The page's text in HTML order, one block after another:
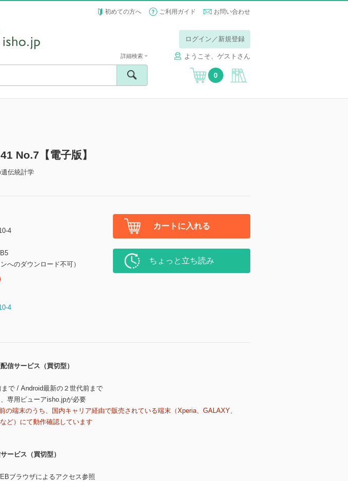
初めての方へ ご利用ガイド お問い合わせ
ログイン／新規登録
ようこそ、ゲストさん
詳細検索
0
No.7【電子版】
遺伝統計学
4
B5
へのダウンロード不可）
4
カートに入れる
ちょっと立ち読み
信サービス（買切型）
で / Android最新の２世代前まで
専用ビューアisho.jpが必要
の端末のうち、国内キャリア経由で販売されている端末（Xperia、GALAXY、
ど）にて動作確認しています
ービス（買切型）
ブラウザによるアクセス参照